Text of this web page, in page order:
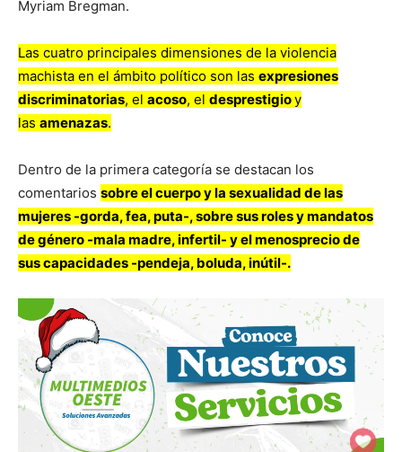
Myriam Bregman.
Las cuatro principales dimensiones de la violencia
machista en el ámbito político son las expresiones
discriminatorias, el acoso, el desprestigioy
las amenazas.
Dentro de la primera categoría se destacan los
comentarios sobre el cuerpo y la sexualidad de las
mujeres -gorda, fea, puta-, sobre sus roles y mandatos
de género -mala madre, infertil- y el menosprecio de
sus capacidades -pendeja, boluda, inútil-.